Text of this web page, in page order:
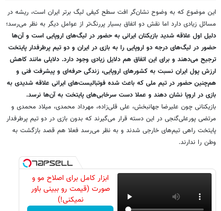
این موضوع که به وضوح نشان‌گر افت سطح کیفی لیگ برتر ایران است، ریشه در
مسائل زیادی دارد اما نقش دو اتفاق بسیار پررنگ‌تر از عوامل دیگر به نظر می‌رسد؛
دلیل اول علاقه شدید بازیکنان ایرانی به حضور در لیگ‌های اروپایی است و آن‌ها
حضور در لیگ‌های درجه دو اروپایی را به بازی در ایران و دو تیم پرطرفدار پایتخت
ترجیح می‌دهند و برای این اتفاق هم دلایل زیادی وجود دارد. دلایلی مانند کاهش
ارزش پول ایران نسبت به کشورهای اروپایی، زندگی حرفه‌ای و پیشرفت فنی و
هم‌چنین حضور در تیم ملی که باعث شده فوتبالیست‌های ایرانی علاقه شدیدی به
بازی در اروپا نشان دهند و عملا دست سرخابی‌های پایتخت به آن‌ها نرسد.
بازیکنانی چون علیرضا جهانبخش، علی قلی‌زاده، مهرداد محمدی، میلاد محمدی و
مرتضی پورعلی‌گنجی در این دسته قرار می‌گیرند که بدون بازی در دو تیم پرطرفدار
پایتخت راهی تیم‌های خارجی شدند و به نظر می‌رسد فعلا هم قصد بازگشت به
وطن را ندارند.
ابزار کامل برای اصلاح مو و
صورت (قیمت رو ببینی باور
نمیکنی!)